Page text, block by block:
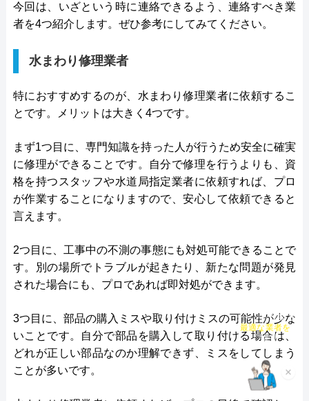
証、アフターサポート
水設サービスは、大阪市・堺市で水道局指定工事店
対応エリアには大阪府の他、兵庫県・京都府・奈良
県・和歌山県なども含まれています。
電話相談から最短15分の駆けつけを可能としてお
り、年中無休で時間外にも対応しています。
見積もり・出張費は無料なので、作業後に思わぬ出
公式サイトで
料金詳細を見る
今回は、いざという時に連絡できるよう、連絡すべき業
者を4つ紹介します。ぜひ参考にしてみてください。
水まわり修理業者
特におすすめするのが、水まわり修理業者に依頼するこ
とです。メリットは大きく4つです。
まず1つ目に、専門知識を持った人が行うため安全に確実
に修理ができることです。自分で修理を行うよりも、資
格を持つスタッフや水道局指定業者に依頼すれば、プロ
が作業することになりますので、安心して依頼できると
言えます。
2つ目に、工事中の不測の事態にも対処可能できることで
す。別の場所でトラブルが起きたり、新たな問題が発見
された場合にも、プロであれば即対処ができます。
3つ目に、部品の購入ミスや取り付けミスの可能性が少な
いことです。自分で部品を購入して取り付ける場合は、
どれが正しい部品なのか理解できず、ミスをしてしまう
ことが多いです。
×
チャット診断で
最適な業者を
ご提案